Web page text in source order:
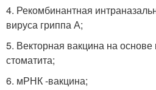
4. Рекомбинантная
вируса гриппа А;
5. Векторная вакцина на основе
стоматита;
6. мРНК -вакцина;